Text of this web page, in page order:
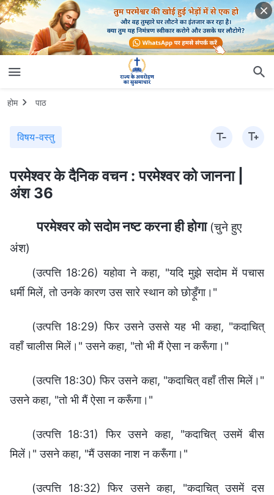
होम पाठ
विषय-वस्तु
परमेश्वर के दैनिक वचन : परमेश्वर को जानना |
अंश 36
परमेश्वर को सदोम नष्ट करना ही होगा (चुने हुए
अंश)
(उत्पत्ति 18:26) यहोवा ने कहा, "यदि मुझे सदोम में पचास
धर्मी मिलें, तो उनके कारण उस सारे स्थान को छोड़ूँगा।"
(उत्पत्ति 18:29) फिर उसने उससे यह भी कहा, "कदाचित्
वहाँ चालीस मिलें।" उसने कहा, "तो भी मैं ऐसा न करूँगा।"
(उत्पत्ति 18:30) फिर उसने कहा, "कदाचित् वहाँ तीस मिलें।"
उसने कहा, "तो भी मैं ऐसा न करूँगा।"
(उत्पत्ति 18:31) फिर उसने कहा, "कदाचित् उसमें बीस
मिलें।" उसने कहा, "मैं उसका नाश न करूँगा।"
(उत्पत्ति 18:32) फिर उसने कहा, "कदाचित् उसमें दस